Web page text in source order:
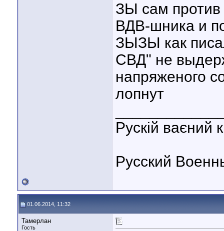
ЗЫ сам против
ВДВ-шника и
ЗЫЗЫ как
СВД" не
напряженого
лопнут
Рускій ваєний
Русский
01.06.2014, 11:32
Тамерлан
Гость